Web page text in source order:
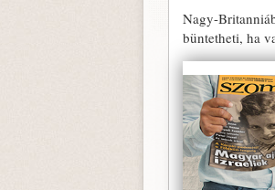
Nagy-
büntetheti, ha